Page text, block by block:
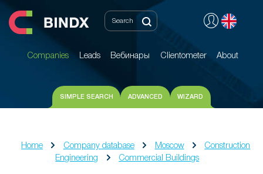
Companies Leads Вебинары Clientometer About
Companies Leads Вебинары Clientometer About
SIMPLE SEARCH ADVANCED WIZARD
Home Company database Moscow
Construction
Engineering
Commercial Buildings